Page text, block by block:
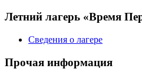
Летний лагерь «Время
Сведения о лагере
Прочая информация